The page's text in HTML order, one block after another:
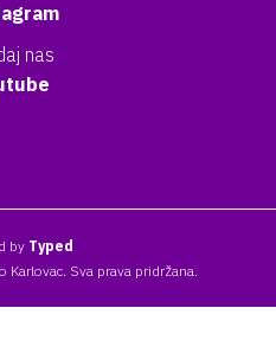
nas
by Typed
Sva prava pridržana.